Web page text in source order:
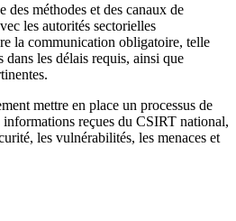
des méthodes et des canaux de
les autorités sectorielles
la communication obligatoire, telle
les délais requis, ainsi que
mettre en place un processus de
reçues du CSIRT national,
les vulnérabilités, les menaces et